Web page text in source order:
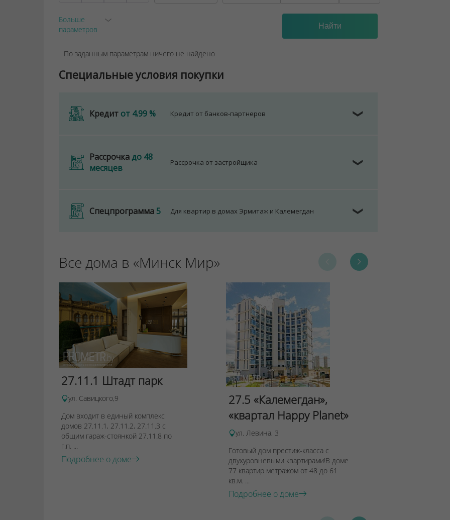
Больше
параметров
По заданным параметрам ничего не найдено
Специальные условия покупки
Кредит от 4.99 % Кредит от банков-партнеров ❯
Рассрочкадо 48
месяцев
Рассрочка от застройщика ❯
Спецпрограмма5 Для квартир в домах Эрмитаж и Калемегдан ❯
Все дома в «Минск Мир»
27.11.1 Штадт парк
ул. Савицкого,9
Дом входит в единый комплекс
домов 27.11.1, 27.11.2, 27.11.3 с
общим гараж-стоянкой 27.11.8 по
г.п. ...
Подробнее о доме
27.5 «Калемегдан»,
«квартал Happy Planet»
ул. Левина, 3
Готовый дом престиж-класса с
двухуровневыми квартирами!В доме
77 квартир метражом от 48 до 61
кв.м. ...
Подробнее о доме